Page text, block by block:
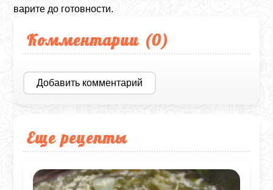
варите до готовности.
Комментарии (0)
Добавить комментарий
Еще рецепты